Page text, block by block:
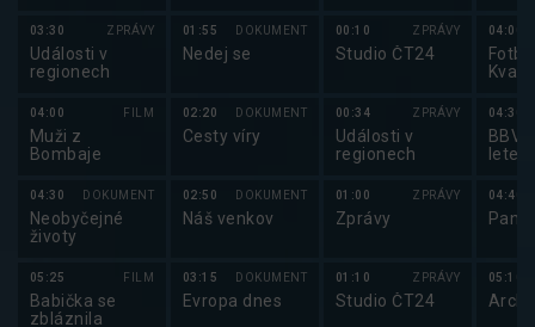
03:30 ZPRÁVY
Události v
regionech
04:00 FILM
Muži z
Bombaje
04:30 DOKUMENT
Neobyčejné
životy
05:25 FILM
Babička se
zbláznila
01:55 DOKUMENT
Nedej se
02:20 DOKUMENT
Cesty víry
02:50 DOKUMENT
Náš venkov
03:15 DOKUMENT
Evropa dnes
00:10 ZPRÁVY
Studio ČT24
00:34 ZPRÁVY
Události v
regionech
01:00 ZPRÁVY
Zprávy
01:10 ZPRÁVY
Studio ČT24
04:00
2026
04:30
BBV
04:40
05:10